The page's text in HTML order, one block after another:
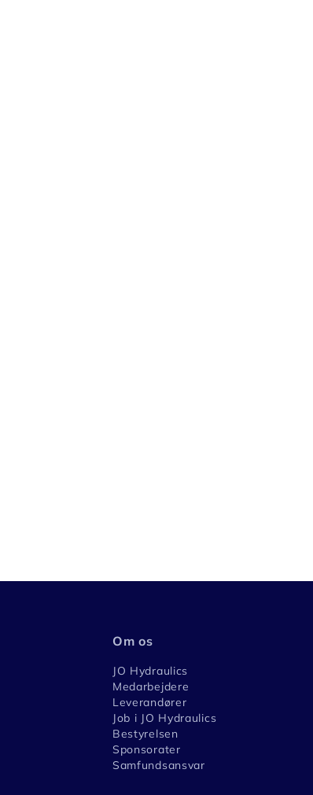
Om os
JO Hydraulics
Medarbejdere
Leverandører
Job i JO Hydraulics
Bestyrelsen
Sponsorater
Samfundsansvar